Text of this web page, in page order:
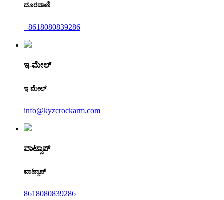
ದೂರವಾಣಿ
+8618080839286
ಇ-ಮೇಲ್
ಇ-ಮೇಲ್
info@kyzcrockarm.com
ವಾಟ್ಸಾಪ್
ವಾಟ್ಸಾಪ್
8618080839286